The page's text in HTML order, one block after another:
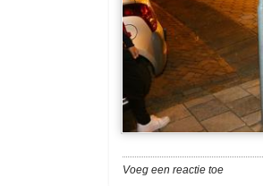
Voeg een reactie toe